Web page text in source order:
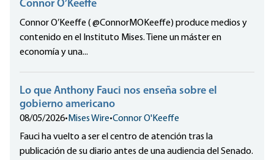
Connor O’Keeffe
Connor O’Keeffe ( @ConnorMOKeeffe) produce medios y
contenido en el Instituto Mises. Tiene un máster en
economía y una...
Lo que Anthony Fauci nos enseña sobre el
gobierno americano
08/05/2026• Mises Wire•Connor O'Keeffe
Fauci ha vuelto a ser el centro de atención tras la
publicación de su diario antes de una audiencia del Senado.